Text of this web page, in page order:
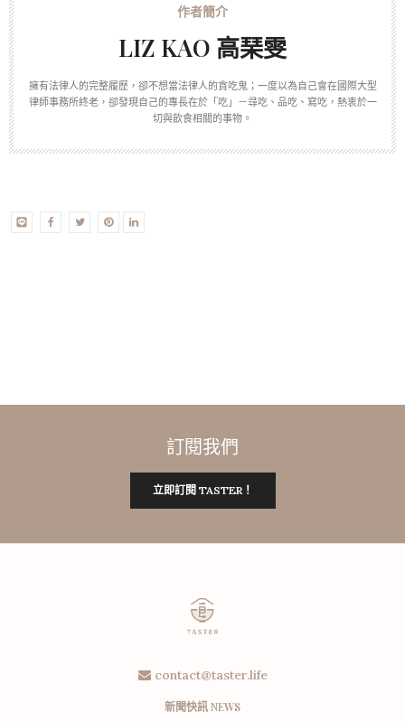
LIZ KAO 高琹雯
擁有法律人的完整履歷，卻不想當法律人的貪吃鬼；一度以為自己會在國際大型
律師事務所終老，卻發現自己的專長在於「吃」－尋吃、品吃、寫吃，熱衷於一
切與飲食相關的事物。
訂閱我們
立即訂閱 TASTER！
contact@taster.life
新聞快訊 NEWS